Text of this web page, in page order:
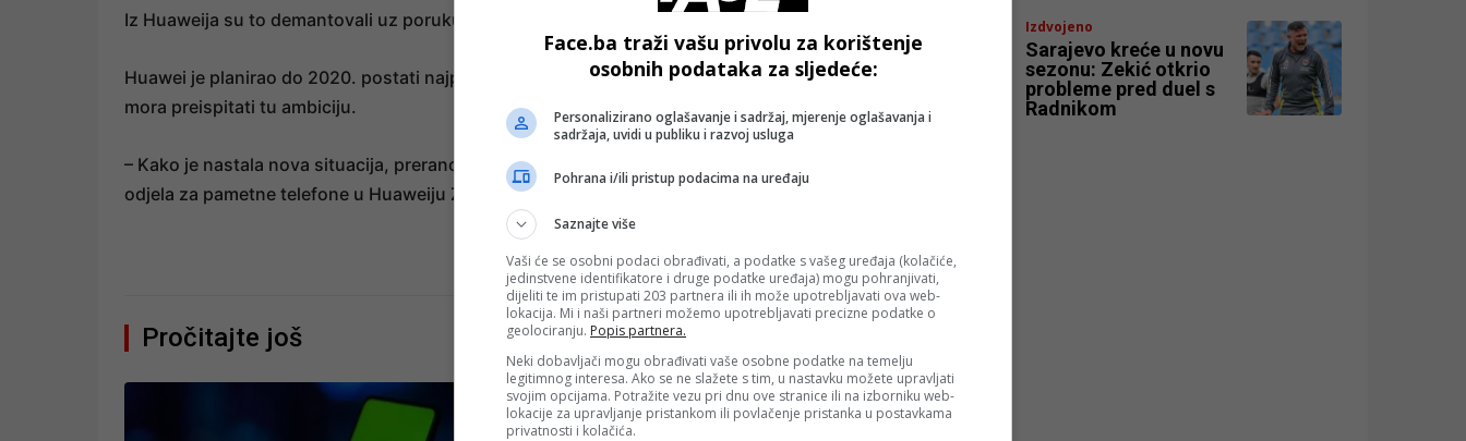
Iz Huaweija su to demantovali uz poruku kako su proizvodne razine normalne, bez ikakvih poremećaja.
Huawei je planirao do 2020. postati najpopularniji dobavljač mobilnih telefona, ali zbog odluke SAD-a
mora preispitati tu ambiciju.
– Kako je nastala nova situacija, prerano je za reći jesmo li u stanju ostvariti taj cilj – izjavio je čelnik
odjela za pametne telefone u Huaweiju Zhao Ming, prenosi SEEbiz.
Pročitajte još
Izdvojeno
Sarajevo kreće u novu
sezonu: Zekić otkrio
probleme pred duel s
Radnikom
Face.ba traži vašu privolu za korištenje
osobnih podataka za sljedeće:
Personalizirano oglašavanje i sadržaj, mjerenje oglašavanja i
sadržaja, uvidi u publiku i razvoj usluga
Pohrana i/ili pristup podacima na uređaju
Saznajte više
Vaši će se osobni podaci obrađivati, a podatke s vašeg uređaja (kolačiće,
jedinstvene identifikatore i druge podatke uređaja) mogu pohranjivati,
dijeliti te im pristupati 203 partnera ili ih može upotrebljavati ova web-
lokacija. Mi i naši partneri možemo upotrebljavati precizne podatke o
geolociranju. Popis partnera.
Neki dobavljači mogu obrađivati vaše osobne podatke na temelju
legitimnog interesa. Ako se ne slažete s tim, u nastavku možete upravljati
svojim opcijama. Potražite vezu pri dnu ove stranice ili na izborniku web-
lokacije za upravljanje pristankom ili povlačenje pristanka u postavkama
privatnosti i kolačića.